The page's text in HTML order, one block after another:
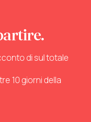
di sul totale
10 giorni della